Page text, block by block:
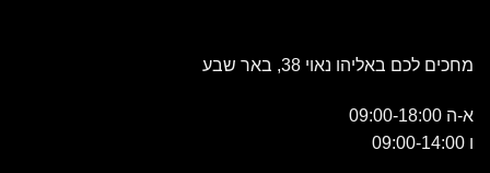
באליהו נאוי 38, באר שבע